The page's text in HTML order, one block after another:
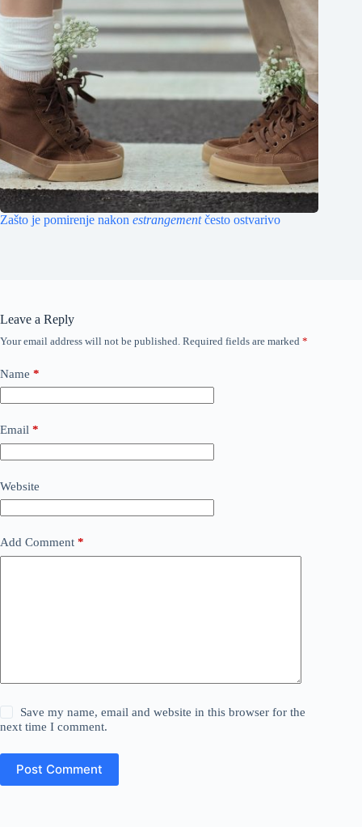
Zašto je pomirenje nakon estrangementčesto ostvarivo
Leave a Reply
Your email address will not be published. Required fields are marked *
Name *
Email *
Website
Add Comment *
Save my name, email and website in this browser for the
next time I comment.
Post Comment